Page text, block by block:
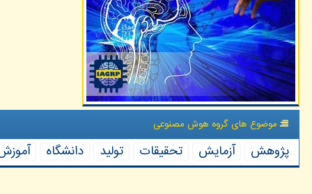
موضوع های گروه هوش مصنوعی
پژوهش آزمایش تحقیقات تولید دانشگاه